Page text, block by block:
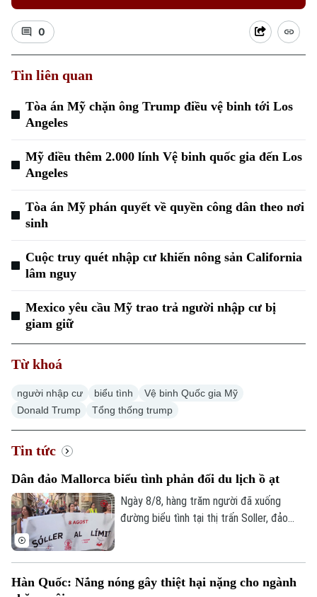
Chuyên mục
Thời sự
Chính trị
Xã hội
Công nghệ
Nhịp sống Hà Nội
Người Hà Nội
Ẩm thực
Thế giới
Tin tức
Quân sự
Người Việt 4 phương
Kinh tế
Tin tức
Tài chính Ngân hàng
Doanh nghiệp
Nhà đất
Tin tức
Căn hộ
Tàu và Xe
Tàu
Xe máy
Thị trường
Tin tức
Tuyển sinh
Hướng nghiệp
Tin tức
Làng nghề
Y tế
Dinh dưỡng
Tư vấn sức khỏe
Thể thao
Bóng đá
Quần vợt
Golf
Giải trí
Tin tức
Sao
Thời trang
Đã phát sóng
0
Tin liên quan
Tòa án Mỹ chặn ông Trump điều vệ binh tới Los
Angeles
Mỹ điều thêm 2.000 lính Vệ binh quốc gia đến Los
Angeles
Tòa án Mỹ phán quyết về quyền công dân theo nơi
sinh
Cuộc truy quét nhập cư khiến nông sản California
lâm nguy
Mexico yêu cầu Mỹ trao trả người nhập cư bị
giam giữ
Từ khoá
người nhập cư biểu tình
Vệ binh Quốc gia Mỹ
Donald Trump
Tổng thống trump
Tin tức
Dân đảo Mallorca biểu tình phản đối du lịch ồ ạt
Ngày 8/8, hàng trăm người đã xuống
đường biểu tình tại thị trấn Soller, đảo
của người dân địa phương.
Hàn Quốc: Nắng nóng gây thiệt hại nặng cho ngành